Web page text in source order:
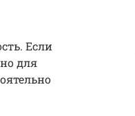
Если
для